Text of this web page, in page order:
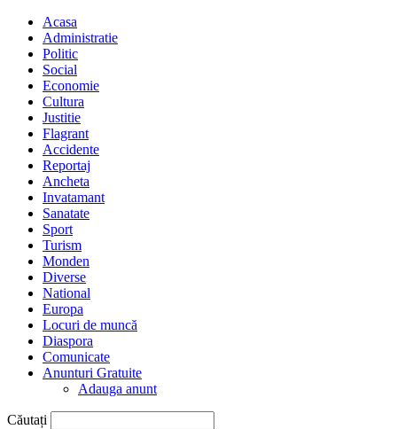
Acasa
Administratie
Politic
Social
Economie
Cultura
Justitie
Flagrant
Accidente
Reportaj
Ancheta
Invatamant
Sanatate
Sport
Turism
Monden
Diverse
National
Europa
Locuri de muncă
Diaspora
Comunicate
Anunturi Gratuite
Adauga anunt
Căutați